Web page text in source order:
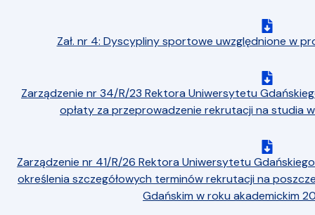
Zał. nr 4: Dyscypliny sportowe uwzględnione w
Zarządzenie nr 34/R/23 Rektora Uniwersytetu
opłaty za przeprowadzenie rekrutacji na studia
Zarządzenie nr 41/R/26 Rektora Uniwersytetu
określenia szczegółowych terminów rekrutacji na
Gdańskim w roku akademickim